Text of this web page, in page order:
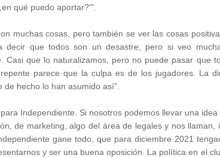
qué puedo aportar?'".
muchas cosas, pero también se ver las cosas
que todos son un desastre, pero si veo
Casi que lo naturalizamos, pero no puede pasar que
parece que la culpa es de los jugadores. La
hecho lo han asumido así”.
Independiente. Si nosotros podemos llevar una
de marketing, algo del área de legales y nos llaman,
gane todo, que para diciembre 2021
y ser una buena oposición. La política en el